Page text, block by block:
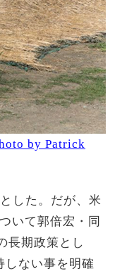
by Patrick
した。だが、米
いて郭倍宏・同
長期政策とし
しない事を明確